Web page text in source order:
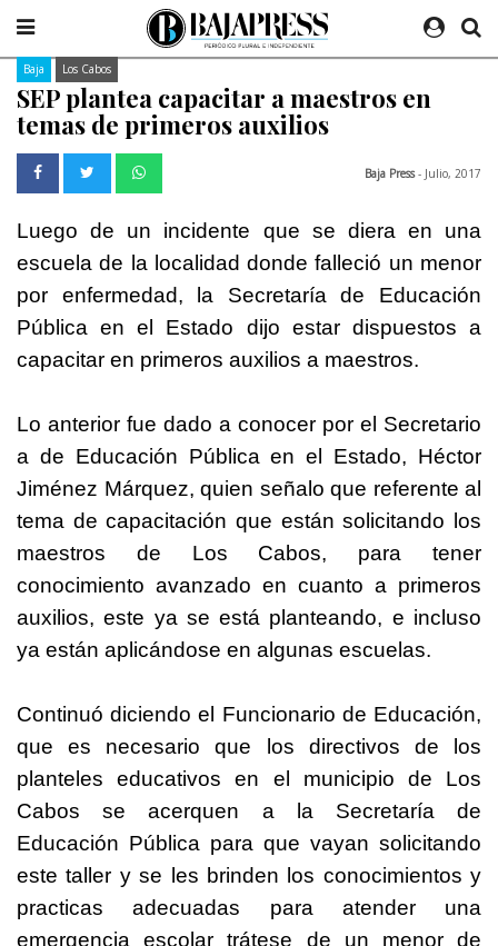
Baja Los Cabos
SEP plantea capacitar a maestros en
temas de primeros auxilios
Baja Press - Julio, 2017
Luego de un incidente que se diera en una
escuela de la localidad donde falleció un menor
por enfermedad, la Secretaría de Educación
Pública en el Estado dijo estar dispuestos a
capacitar en primeros auxilios a maestros.
Lo anterior fue dado a conocer por el Secretario
a de Educación Pública en el Estado, Héctor
Jiménez Márquez, quien señalo que referente al
tema de capacitación que están solicitando los
maestros de Los Cabos, para tener
conocimiento avanzado en cuanto a primeros
auxilios, este ya se está planteando, e incluso
ya están aplicándose en algunas escuelas.
Continuó diciendo el Funcionario de Educación,
que es necesario que los directivos de los
planteles educativos en el municipio de Los
Cabos se acerquen a la Secretaría de
Educación Pública para que vayan solicitando
este taller y se les brinden los conocimientos y
practicas adecuadas para atender una
emergencia escolar trátese de un menor de